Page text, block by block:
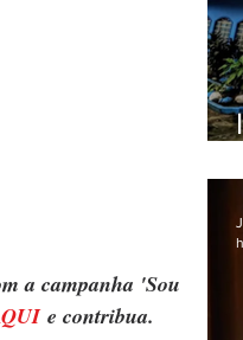
a campanha 'Sou
e contribua.